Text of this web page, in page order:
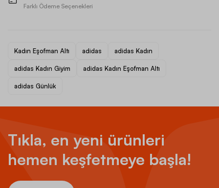
Farklı Ödeme Seçenekleri
Kadın Eşofman Altı adidas adidas Kadın
adidas Kadın Giyim adidas Kadın Eşofman Altı
adidas Günlük
Tıkla, en yeni ürünleri
hemen keşfetmeye başla!